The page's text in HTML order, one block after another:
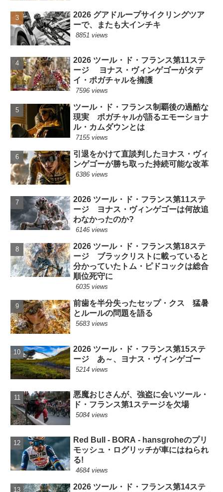
2026 グアドループサイクリングツア
ーで、またも大インチキ
8851 views
2026 ツール・ド・フランス第11ステ
ージ ヨナス・ヴィンゲゴーがタデ
イ・ポガチャルを擁護
7596 views
ツール・ド・フランス制覇後の過酷な
現実 ポガチャルが語るエモーショナ
ル・カムダウンとは
7155 views
引退をかけて直談判したヨナス・ヴィ
ンゲゴーが勝ち取った持続可能な改革
6386 views
2026 ツール・ド・フランス第11ステ
ージ ヨナス・ヴィンゲゴーは何故追
わなかったのか?
6146 views
2026 ツール・ド・フランス第18ステ
ージ ブラックリストに載っていると
分かっていたトム・ピドコックは総合
順位死守に
6035 views
前歯を半分失ったセップ・クス 猛暑
とルールの問題を語る
5683 views
2026 ツール・ド・フランス第15ステ
ージ あ～、ヨナス・ヴィンゲゴー
5214 views
悪魔おじさんが、強盗に会いツール・
ド・フランス第1ステージを欠場
5084 views
Red Bull - BORA - hansgroheのプリ
モッシュ・ログリッチが車にはねられ
る!
4684 views
2026 ツール・ド・フランス第14ステ